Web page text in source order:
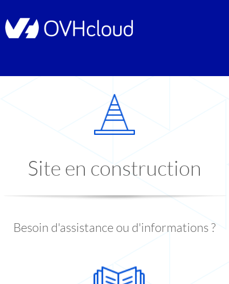
Site en construction
Besoin d'assistance ou d'informations ?